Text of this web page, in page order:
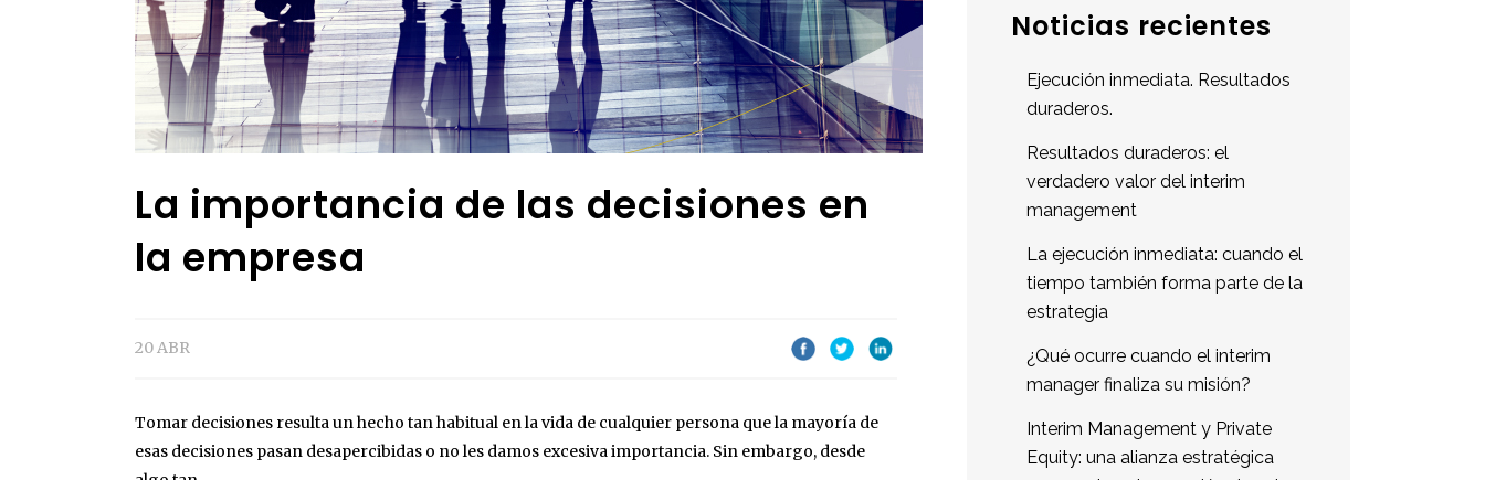
La importancia de las decisiones en
la empresa
20 ABR
Tomar decisiones resulta un hecho tan habitual en la vida de cualquier persona que la mayoría de
esas decisiones pasan desapercibidas o no les damos excesiva importancia. Sin embargo, desde
Noticias recientes
Ejecución inmediata. Resultados
duraderos.
Resultados duraderos: el
verdadero valor del interim
management
La ejecución inmediata: cuando el
tiempo también forma parte de la
estrategia
¿Qué ocurre cuando el interim
manager finaliza su misión?
Interim Management y Private
Equity: una alianza estratégica